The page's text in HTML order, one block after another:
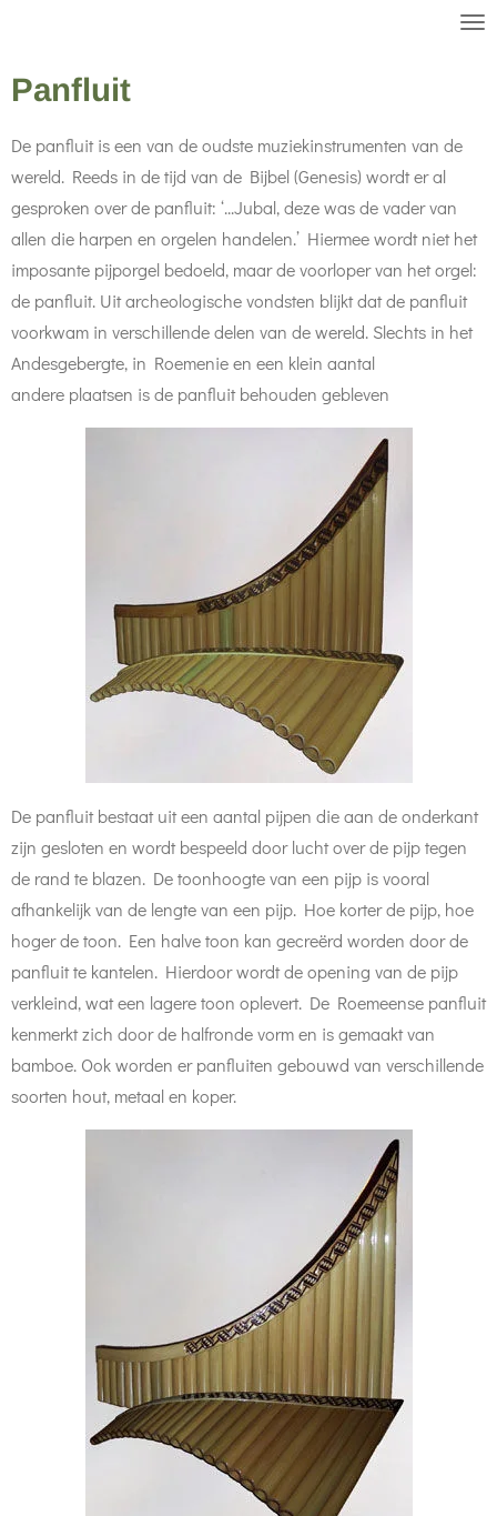
naar
hoofdinhoud
Panfluit
De panfluit is een van de oudste muziekinstrumenten van de
wereld. Reeds in de tijd van de Bijbel (Genesis) wordt er al
gesproken over de panfluit: ‘...Jubal, deze was de vader van
allen die harpen en orgelen handelen.’ Hiermee wordt niet het
imposante pijporgel bedoeld, maar de voorloper van het orgel:
de panfluit. Uit archeologische vondsten blijkt dat de panfluit
voorkwam in verschillende delen van de wereld. Slechts in het
Andesgebergte, in Roemenie en een klein aantal
andere plaatsen is de panfluit behouden gebleven
De panfluit bestaat uit een aantal pijpen die aan de onderkant
zijn gesloten en wordt bespeeld door lucht over de pijp tegen
de rand te blazen. De toonhoogte van een pijp is vooral
afhankelijk van de lengte van een pijp. Hoe korter de pijp, hoe
hoger de toon. Een halve toon kan gecreërd worden door de
panfluit te kantelen. Hierdoor wordt de opening van de pijp
verkleind, wat een lagere toon oplevert. De Roemeense panfluit
kenmerkt zich door de halfronde vorm en is gemaakt van
bamboe. Ook worden er panfluiten gebouwd van verschillende
soorten hout, metaal en koper.